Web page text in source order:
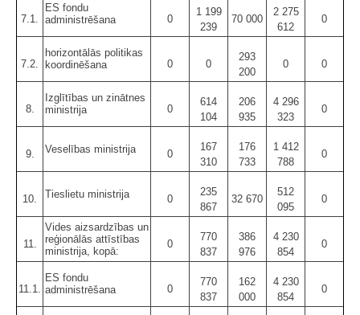
7.1.
ES fondu
administrēšana
0
1 199
239
70 000
2 275
612
0
7.2.
horizontālās politikas
koordinēšana
0 0
293
200
0 0
8.
Izglītības un zinātnes
ministrija
0
614
104
206
935
4 296
323
0
9. Veselības ministrija 0
167
310
176
733
1 412
788
0
10. Tieslietu ministrija 0
235
867
32 670
512
095
0
11.
Vides aizsardzības un
reģionālās attīstības
ministrija, kopā:
0
770
837
386
976
4 230
854
0
11.1.
ES fondu
administrēšana
0
770
837
162
000
4 230
854
0